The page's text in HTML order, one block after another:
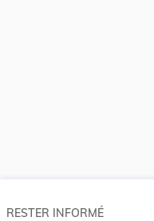
RESTER INFORMÉ